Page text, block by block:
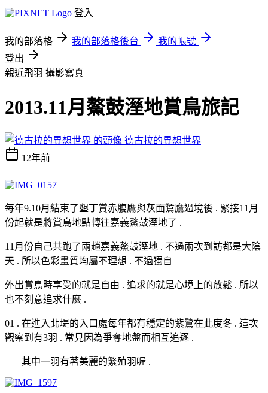
登入
我的部落格 我的部落格後台
我的帳號
登出
親近飛羽 攝影寫真
2013.11月鰲鼓溼地賞鳥旅記
德古拉的異想世界
12年前
每年9.10月結束了墾丁賞赤腹鷹與灰面鵟鷹過境後 . 緊接11月
份起就是將賞鳥地點轉往嘉義鰲鼓溼地了 .
11月份自己共跑了兩趟嘉義鰲鼓溼地 . 不過兩次到訪都是大陰
天 . 所以色彩畫質均屬不理想 . 不過獨自
外出賞鳥時享受的就是自由 . 追求的就是心境上的放鬆 . 所以
也不刻意追求什麼 .
01 . 在進入北堤的入口處每年都有穩定的紫鷺在此度冬 . 這次
觀察到有3羽 . 常見因為爭奪地盤而相互追逐 .
其中一羽有著美麗的繁殖羽喔 .